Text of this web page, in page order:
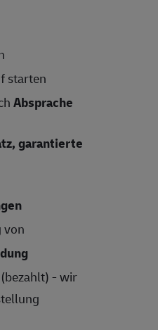
starten
Absprache
garantierte
von
(bezahlt) - wir